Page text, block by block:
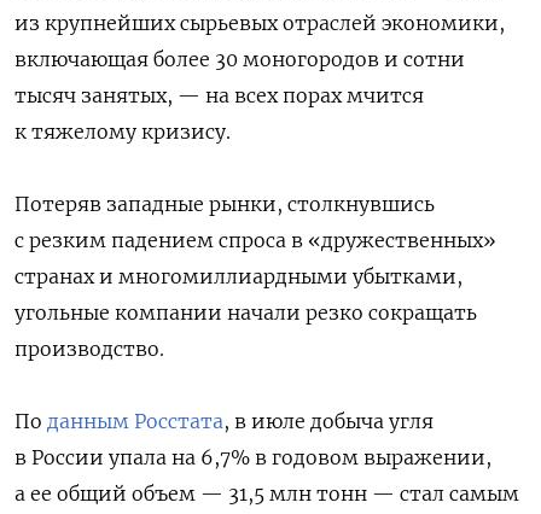
из крупнейших сырьевых отраслей экономики,
включающая более 30 моногородов и сотни
тысяч занятых, — на всех порах мчится
к тяжелому кризису.
Потеряв западные рынки, столкнувшись
с резким падением спроса в «дружественных»
странах и многомиллиардными убытками,
угольные компании начали резко сокращать
производство.
По данным Росстата, в июле добыча угля
в России упала на 6,7% в годовом выражении,
а ее общий объем — 31,5 млн тонн — стал самым